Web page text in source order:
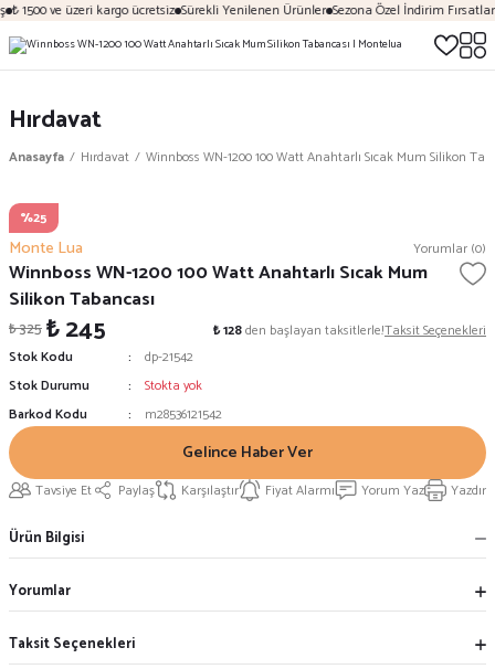
₺ 1500 ve üzeri kargo ücretsiz Sürekli Yenilenen Ürünler Sezona Özel İndirim Fırsatları
Hırdavat
Anasayfa Hırdavat Winnboss WN-1200 100 Watt Anahtarlı Sıcak Mum Silikon
%25
Monte Lua Yorumlar (0)
Winnboss WN-1200 100 Watt Anahtarlı Sıcak Mum
Silikon Tabancası
₺ 325₺ 245 ₺ 128den başlayan taksitlerle!Taksit Seçenekleri
Stok Kodu
dp-21542
Stok Durumu
Stokta yok
Barkod Kodu
m28536121542
Gelince Haber Ver
Tavsiye Et Paylaş Karşılaştır Fiyat Alarmı Yorum Yaz Yazdır
Ürün Bilgisi
Yorumlar
Taksit Seçenekleri